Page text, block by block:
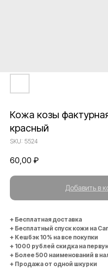
Кожа козы
красный
SKU: 5524
60,00 ₽
Добавить в
+ Бесплатная доставка
+ Бесплатный спуск кожи на
+ Кешбэк 10% на все покупки
+ 1000 рублей скидка на
+ Более 500 наименований в
+ Продажа от одной шкурки